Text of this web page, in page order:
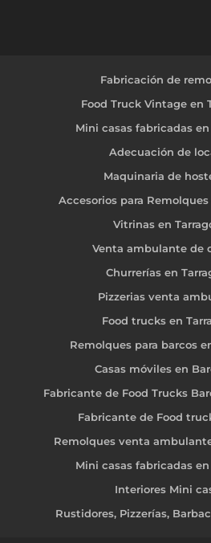
Fabricación de
Food Truck Vintage en
Mini casas fabricadas en
Adecuación de
Maquinaria de
Accesorios para Remolques
Vitrinas en
Venta ambulante de
Churrerías en
Pizzerias venta
Food trucks en
Remolques para barcos
Casas móviles en
Fabricante de Food Trucks
Fabricante de Food
Remolques venta
Mini casas fabricadas en
Interiores Mini
Rustidores, Pizzerías,